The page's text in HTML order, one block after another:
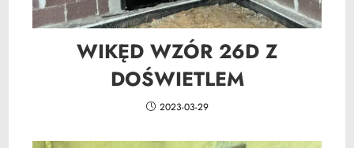
WIKĘD WZÓR 26D Z
DOŚWIETLEM
2023-03-29